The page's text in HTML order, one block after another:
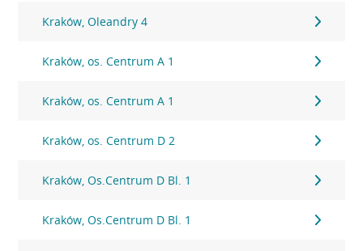
Kraków, Oleandry 4
Kraków, os. Centrum A 1
Kraków, os. Centrum A 1
Kraków, os. Centrum D 2
Kraków, Os.Centrum D Bl. 1
Kraków, Os.Centrum D Bl. 1